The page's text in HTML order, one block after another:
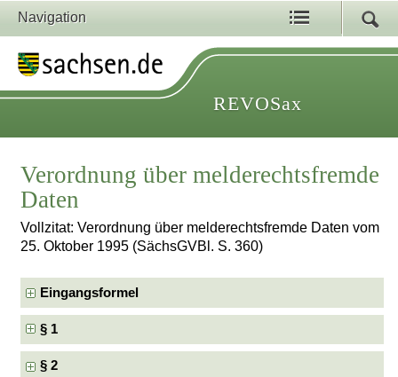
Navigation
REVOSax
Verordnung über melderechtsfremde
Daten
Vollzitat: Verordnung über melderechtsfremde Daten vom
25. Oktober 1995 (SächsGVBl. S. 360)
Eingangsformel
§ 1
§ 2